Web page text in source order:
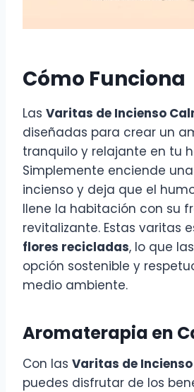
Cómo Funciona
Las Varitas de Incienso
diseñadas para crear un
tranquilo y relajante en tu
Simplemente enciende
incienso y deja que el
llene la habitación con su
revitalizante. Estas varitas
flores recicladas, lo que
opción sostenible y
medio ambiente.
Aromaterapia en
Con las Varitas de
puedes disfrutar de los